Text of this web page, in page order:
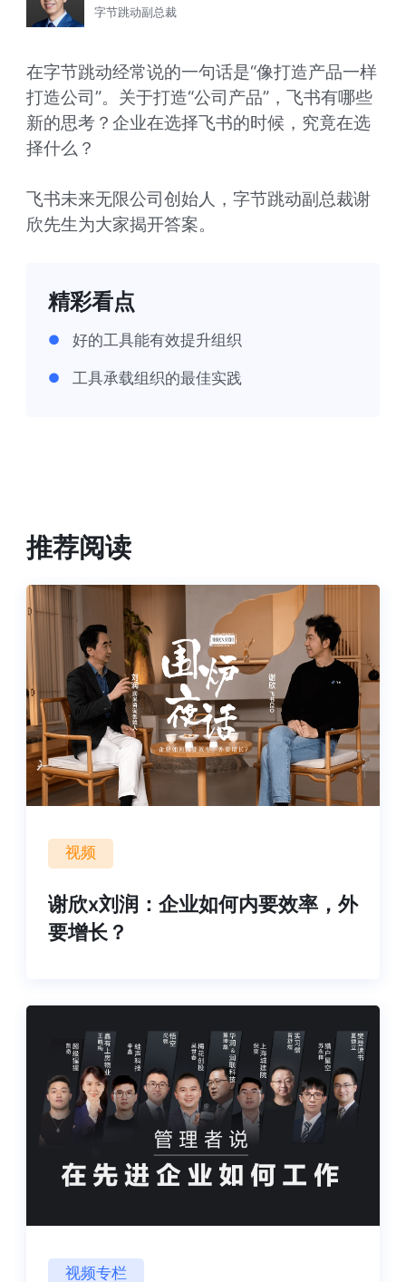
字节跳动副总裁
在字节跳动经常说的一句话是“像打造产品一样
打造公司”。关于打造“公司产品”，飞书有哪些
新的思考？企业在选择飞书的时候，究竟在选
择什么？
飞书未来无限公司创始人，字节跳动副总裁谢
欣先生为大家揭开答案。
精彩看点
● 好的工具能有效提升组织
● 工具承载组织的最佳实践
推荐阅读
视频
谢欣x刘润：企业如何内要效率，外
要增长？
视频专栏